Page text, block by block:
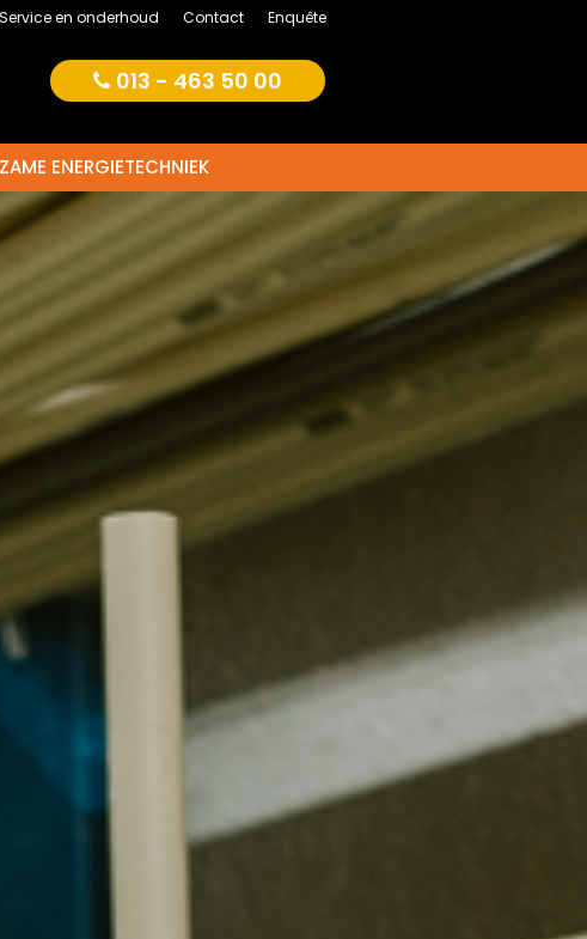
Service en onderhoud Contact Enquête
013 - 463 50 00
ENERGIETECHNIEK